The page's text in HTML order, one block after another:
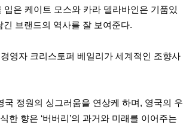
은 케이트 모스와 카라 델라바인은 기품있
긴 브랜드의 역사를 잘 보여준다.
영자 크리스토퍼 베일리가 세계적인 조향사
정원의 싱그러움을 연상케 하며 , 영국의 우
한 향은 ‘버버리 ’의 과거와 미래를 이어주는